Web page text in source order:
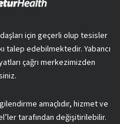
için geçerli olup tesisler
talep edebilmektedir. Yabancı
çağrı merkezimizden
amaçlıdır, hizmet ve
tarafından değişitirilebilir.